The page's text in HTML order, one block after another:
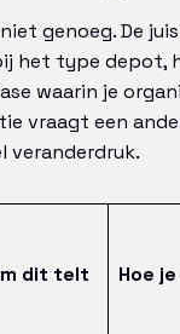
genoeg. De
het type depot,
waarin je
vraagt een
veranderdruk.
dit telt Hoe